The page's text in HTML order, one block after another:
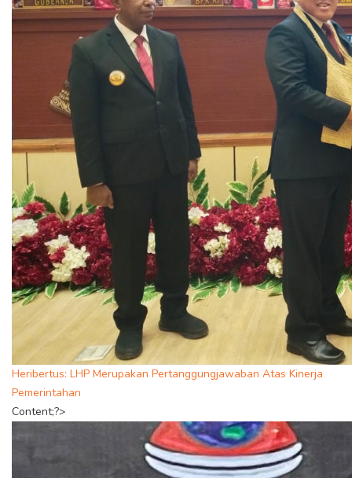
Heribertus: LHP Merupakan Pertanggungjawaban Atas Kinerja
Pemerintahan
Content;?>